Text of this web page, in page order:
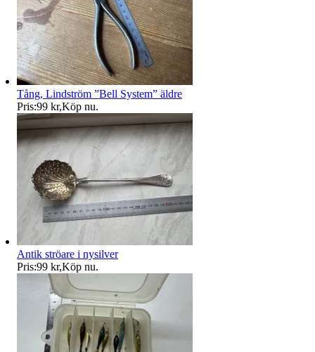
Tång, Lindström ”Bell System” äldre
Pris:99 kr,Köp nu.
Antik ströare i nysilver
Pris:99 kr,Köp nu.